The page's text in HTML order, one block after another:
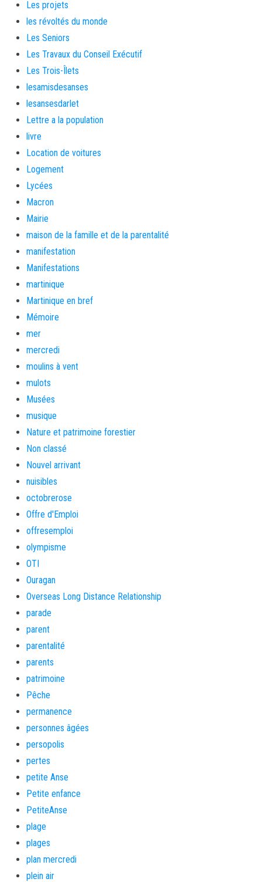
Les projets
les révoltés du monde
Les Seniors
Les Travaux du Conseil Exécutif
Les Trois-Îlets
lesamisdesanses
lesansesdarlet
Lettre a la population
livre
Location de voitures
Logement
Lycées
Macron
Mairie
maison de la famille et de la parentalité
manifestation
Manifestations
martinique
Martinique en bref
Mémoire
mer
mercredi
moulins à vent
mulots
Musées
musique
Nature et patrimoine forestier
Non classé
Nouvel arrivant
nuisibles
octobrerose
Offre d'Emploi
offresemploi
olympisme
OTI
Ouragan
Overseas Long Distance Relationship
parade
parent
parentalité
parents
patrimoine
Pêche
permanence
personnes âgées
persopolis
pertes
petite Anse
Petite enfance
PetiteAnse
plage
plages
plan mercredi
plein air